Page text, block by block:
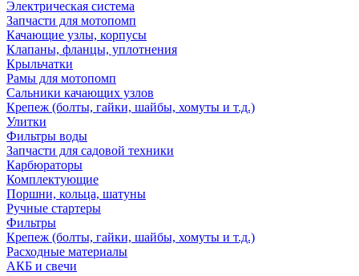
Электрическая система
Запчасти для мотопомп
Качающие узлы, корпусы
Клапаны, фланцы, уплотнения
Крыльчатки
Рамы для мотопомп
Сальники качающих узлов
Крепеж (болты, гайки, шайбы, хомуты и т.д.)
Улитки
Фильтры воды
Запчасти для садовой техники
Карбюраторы
Комплектующие
Поршни, кольца, шатуны
Ручные стартеры
Фильтры
Крепеж (болты, гайки, шайбы, хомуты и т.д.)
Расходные материалы
АКБ и свечи